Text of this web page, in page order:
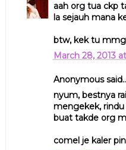
aah org tua ckp
la sejauh mana
btw, kek tu mmg
March 28, 2013
Anonymous
nyum, bestnya
mengekek, rindu
buat takde org
comel je kaler